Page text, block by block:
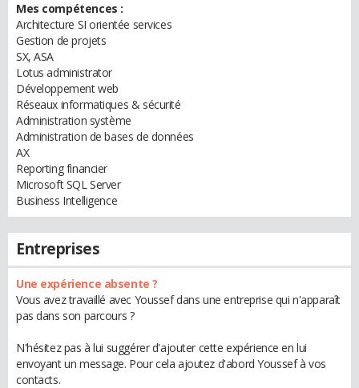
Mes compétences :
Architecture SI orientée services
Gestion de projets
SX, ASA
Lotus administrator
Développement web
Réseaux informatiques & sécurité
Administration système
Administration de bases de données
AX
Reporting financier
Microsoft SQL Server
Business Intelligence
Entreprises
Une expérience absente ?
Vous avez travaillé avec Youssef dans une entreprise qui n'apparaît
pas dans son parcours ?
N'hésitez pas à lui suggérer d'ajouter cette expérience en lui
envoyant un message. Pour cela ajoutez d'abord Youssef à vos
contacts.